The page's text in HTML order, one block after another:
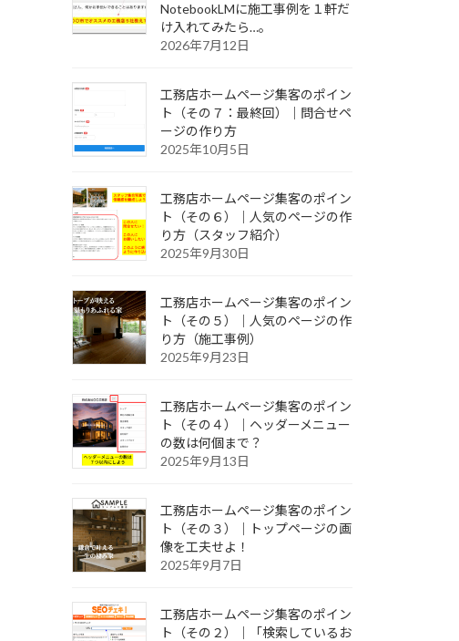
NotebookLMに施工事例を１軒だ
け入れてみたら…。
2026年7月12日
工務店ホームページ集客のポイン
ト（その７：最終回）｜問合せペ
ージの作り方
2025年10月5日
工務店ホームページ集客のポイン
ト（その６）｜人気のページの作
り方（スタッフ紹介）
2025年9月30日
工務店ホームページ集客のポイン
ト（その５）｜人気のページの作
り方（施工事例）
2025年9月23日
工務店ホームページ集客のポイン
ト（その４）｜ヘッダーメニュー
の数は何個まで？
2025年9月13日
工務店ホームページ集客のポイン
ト（その３）｜トップページの画
像を工夫せよ！
2025年9月7日
工務店ホームページ集客のポイン
ト（その２）｜「検索しているお